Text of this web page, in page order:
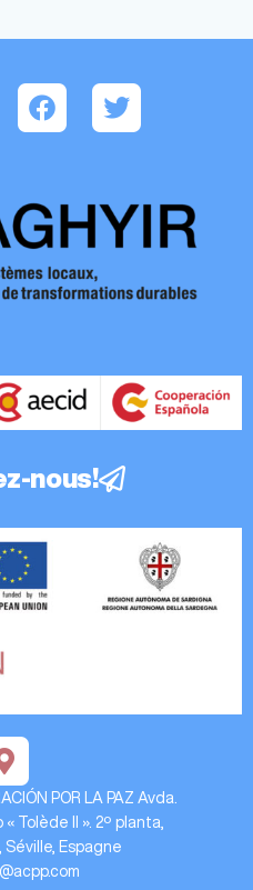
nous!
POR LA PAZ Avda.
Tolède II ». 2º planta,
Séville, Espagne